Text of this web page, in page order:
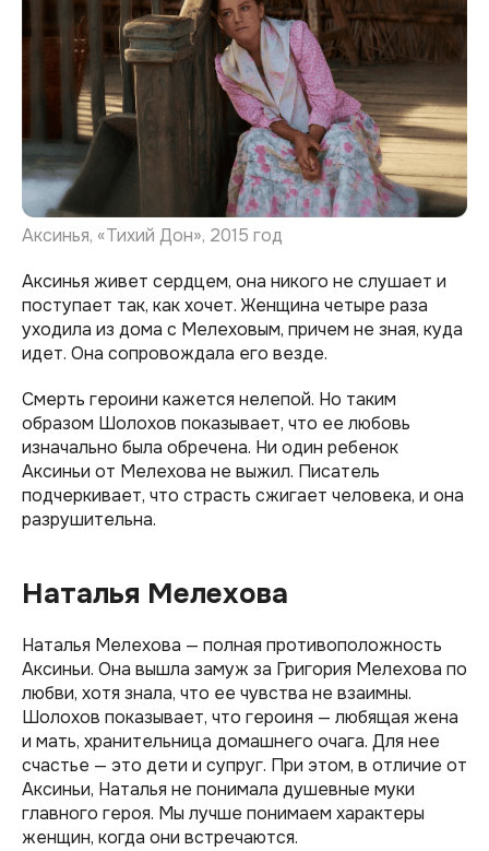
Аксинья, «Тихий Дон», 2015 год
Аксинья живет сердцем, она никого не слушает и
поступает так, как хочет. Женщина четыре раза
уходила из дома с Мелеховым, причем не зная, куда
идет. Она сопровождала его везде.
Смерть героини кажется нелепой. Но таким
образом Шолохов показывает, что ее любовь
изначально была обречена. Ни один ребенок
Аксиньи от Мелехова не выжил. Писатель
подчеркивает, что страсть сжигает человека, и она
разрушительна.
Наталья Мелехова
Наталья Мелехова — полная противоположность
Аксиньи. Она вышла замуж за Григория Мелехова по
любви, хотя знала, что ее чувства не взаимны.
Шолохов показывает, что героиня — любящая жена
и мать, хранительница домашнего очага. Для нее
счастье — это дети и супруг. При этом, в отличие от
Аксиньи, Наталья не понимала душевные муки
главного героя. Мы лучше понимаем характеры
женщин, когда они встречаются.